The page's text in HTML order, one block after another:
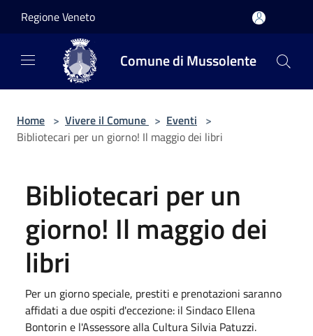
Regione Veneto
Comune di Mussolente
Home > Vivere il Comune > Eventi >
Bibliotecari per un giorno! Il maggio dei libri
Bibliotecari per un
giorno! Il maggio dei
libri
Per un giorno speciale, prestiti e prenotazioni saranno
affidati a due ospiti d'eccezione: il Sindaco Ellena
Bontorin e l'Assessore alla Cultura Silvia Patuzzi.